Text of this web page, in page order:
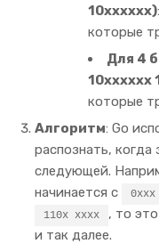
10xxxxxx)
которые
Для 4
10xxxxxx
которые
Алгоритм: Go
распознать, когда
следующей.
начинается с
110x xxxx
, то
и так далее.